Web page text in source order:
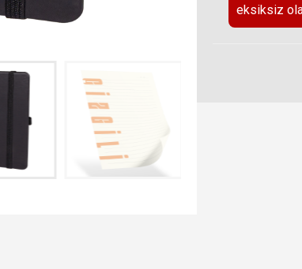
eksiksiz